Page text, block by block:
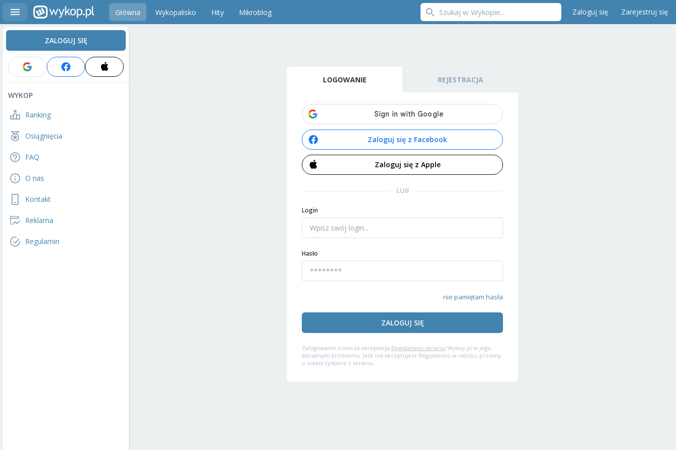
Główna Wykopalisko Hity Mikroblog Zaloguj się Zarejestruj się
ZALOGUJ SIĘ
WYKOP
Ranking
Osiągnięcia
FAQ
O nas
Kontakt
Reklama
Regulamin
LOGOWANIE REJESTRACJA
Zaloguj się z Facebook
Zaloguj się z Apple
LUB
Login
Hasło
nie pamiętam hasła
ZALOGUJ SIĘ
Zalogowanie oznacza akceptację Regulaminu serwisu Wykop.pl w jego
aktualnym brzmieniu. Jeśli nie akceptujesz Regulaminu w całości, prosimy
o niekorzystanie z serwisu.